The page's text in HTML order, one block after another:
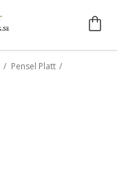
/ Pensel Platt /